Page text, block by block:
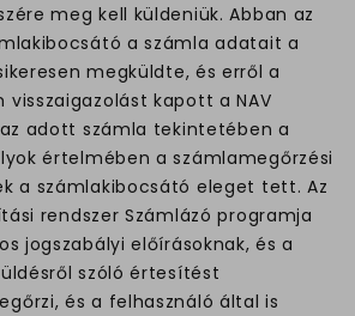
meg kell küldeniük. Abban az
a számla adatait a
megküldte, és erről a
visszaigazolást kapott a NAV
adott számla tekintetében a
értelmében a számlamegőrzési
a számlakibocsátó eleget tett. Az
rendszer Számlázó programja
jogszabályi előírásoknak, és a
szóló értesítést
és a felhasználó által is